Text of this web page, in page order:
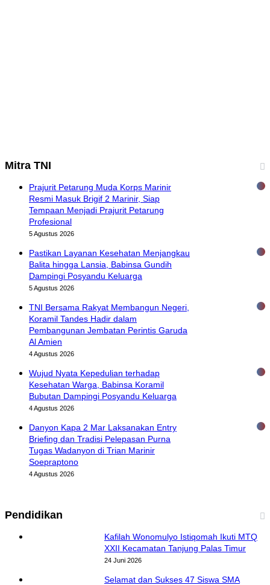
Mitra TNI
Prajurit Petarung Muda Korps Marinir
Resmi Masuk Brigif 2 Marinir, Siap
Tempaan Menjadi Prajurit Petarung
Profesional
5 Agustus 2026
Pastikan Layanan Kesehatan Menjangkau
Balita hingga Lansia, Babinsa Gundih
Dampingi Posyandu Keluarga
5 Agustus 2026
TNI Bersama Rakyat Membangun Negeri,
Koramil Tandes Hadir dalam
Pembangunan Jembatan Perintis Garuda
Al Amien
4 Agustus 2026
Wujud Nyata Kepedulian terhadap
Kesehatan Warga, Babinsa Koramil
Bubutan Dampingi Posyandu Keluarga
4 Agustus 2026
Danyon Kapa 2 Mar Laksanakan Entry
Briefing dan Tradisi Pelepasan Purna
Tugas Wadanyon di Trian Marinir
Soepraptono
4 Agustus 2026
Pendidikan
Kafilah Wonomulyo Istiqomah Ikuti MTQ
XXII Kecamatan Tanjung Palas Timur
24 Juni 2026
Selamat dan Sukses 47 Siswa SMA